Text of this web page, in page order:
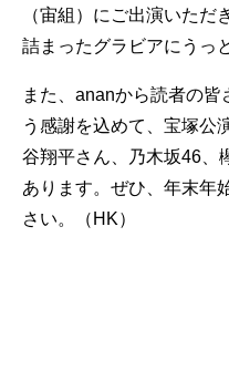
（宙組）にご出演いただ
詰まったグラビアにうっ
また、ananから読者の
う感謝を込めて、宝塚公
谷翔平さん、乃木坂46、
あります。ぜひ、年末年
さい。（HK）